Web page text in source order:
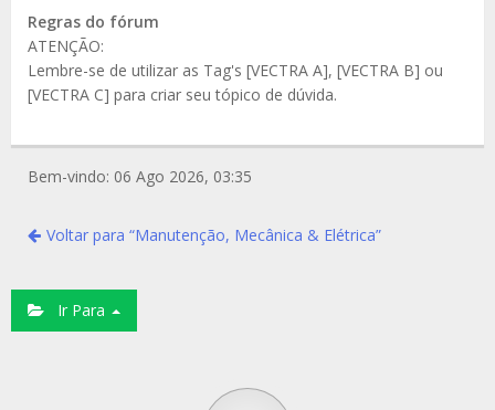
Regras do fórum
ATENÇÃO:
Lembre-se de utilizar as Tag's [VECTRA A], [VECTRA B] ou
[VECTRA C] para criar seu tópico de dúvida.
Bem-vindo: 06 Ago 2026, 03:35
Voltar para “Manutenção, Mecânica & Elétrica”
Ir Para